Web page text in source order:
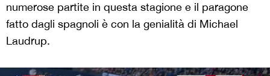
numerose partite in questa stagione e il paragone
fatto dagli spagnoli è con la genialità di Michael
Laudrup.